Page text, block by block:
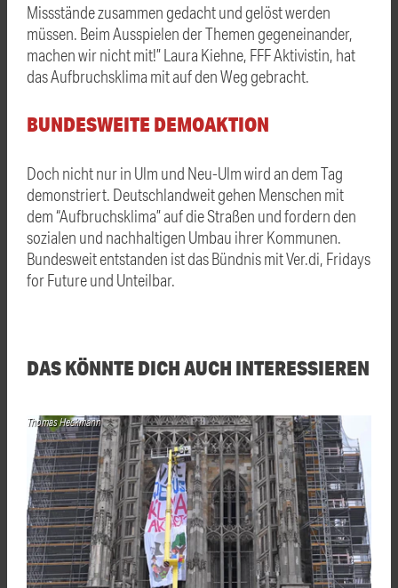
Missstände zusammen gedacht und gelöst werden
müssen. Beim Ausspielen der Themen gegeneinander,
machen wir nicht mit!” Laura Kiehne, FFF Aktivistin, hat
das Aufbruchsklima mit auf den Weg gebracht.
BUNDESWEITE DEMOAKTION
Doch nicht nur in Ulm und Neu-Ulm wird an dem Tag
demonstriert. Deutschlandweit gehen Menschen mit
dem “Aufbruchsklima” auf die Straßen und fordern den
sozialen und nachhaltigen Umbau ihrer Kommunen.
Bundesweit entstanden ist das Bündnis mit Ver.di, Fridays
for Future und Unteilbar.
DAS KÖNNTE DICH AUCH INTERESSIEREN
Thomas Heckmann